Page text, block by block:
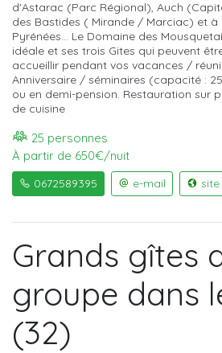
d'Astarac (Parc Régional), Auch
des Bastides ( Mirande / Marciac) et à
Pyrénées... Le Domaine des
idéale et ses trois Gites qui peuvent
accueillir pendant vos vacances /
Anniversaire / séminaires (capacité :
ou en demi-pension. Restauration sur
de cuisine
25 personnes
À partir de 650€/nuit
0672589395 e-mail
Grands gîtes
groupe dans
(32)